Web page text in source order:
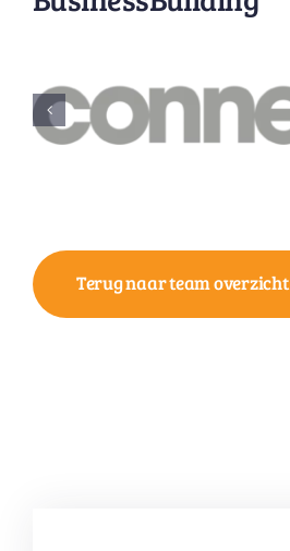
Terug naar team overzicht